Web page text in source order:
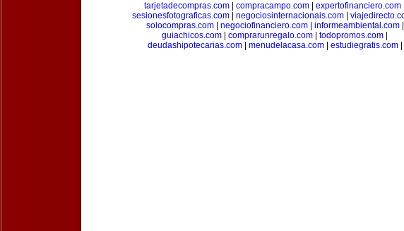
tarjetadecompras.com
compracampo.com expertofinanciero.com
sesionesfotograficas.com
negociosinternacionais.com
solocompras.com| negociofinanciero.com| informeambiental.com|
guiachicos.com
comprarunregalo.com todopromos.com
deudashipotecarias.com| menudelacasa.com| estudiegratis.com|